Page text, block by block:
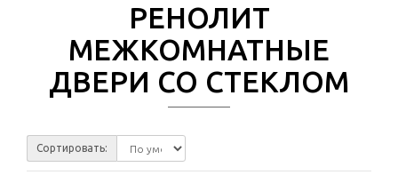
РЕНОЛИТ
МЕЖКОМНАТНЫЕ
ДВЕРИ СО СТЕКЛОМ
Сортировать: